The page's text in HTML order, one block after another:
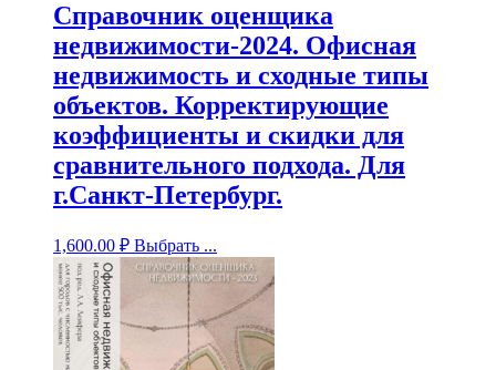
Справочник оценщика
недвижимости-2024. Офисная
недвижимость и сходные типы
объектов. Корректирующие
коэффициенты и скидки для
сравнительного подхода. Для
г.Санкт-Петербург.
1,600.00 ₽ Выбрать ...